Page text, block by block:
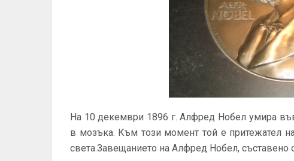
На 10 декември 1896 г. Алфред Нобел умира
в мозъка. Към този момент той е притежател
света.Завещанието на Алфред Нобел, съставено